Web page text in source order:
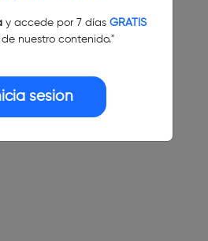
y accede por 7 días GRATIS
nuestro contenido."
sesión